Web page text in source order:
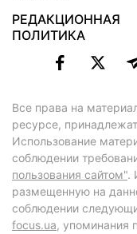
РЕДАКЦИОННАЯ
ПОЛИТИКА
Все права на
ресурсе,
Использование
соблюдении
пользования сайтом".
размещенную на
соблюдении
focus.ua, упоминания